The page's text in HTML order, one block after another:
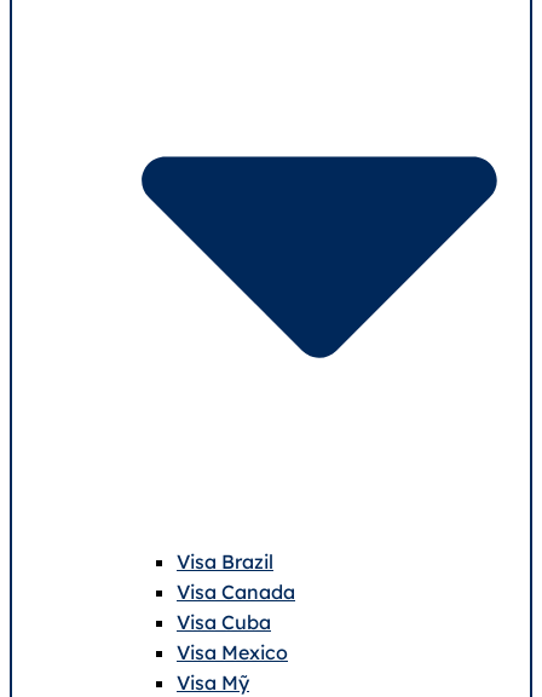
Visa Brazil
Visa Canada
Visa Cuba
Visa Mexico
Visa Mỹ